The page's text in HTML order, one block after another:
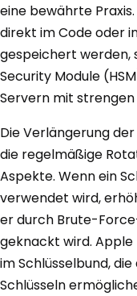
eine bewährte
direkt im Code oder
gespeichert werden,
Security Module
Servern mit
Die Verlängerung
die regelmäßige
Aspekte. Wenn ein
verwendet wird,
er durch Brute-
geknackt wird.
im Schlüsselbund,
Schlüsseln